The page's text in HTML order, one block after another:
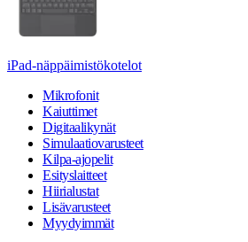
iPad-näppäimistökotelot
Mikrofonit
Kaiuttimet
Digitaalikynät
Simulaatiovarusteet
Kilpa-ajopelit
Esityslaitteet
Hiirialustat
Lisävarusteet
Myydyimmät